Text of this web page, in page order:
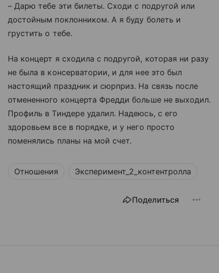
– Дарю тебе эти билеты. Сходи с подругой или
достойным поклонником. А я буду болеть и
грустить о тебе.
На концерт я сходила с подругой, которая ни разу
не была в консерватории, и для нее это был
настоящий праздник и сюрприз. На связь после
отмененного концерта Фредди больше не выходил.
Профиль в Тиндере удалил. Надеюсь, с его
здоровьем все в порядке, и у него просто
поменялись планы на мой счет.
Отношения Эксперимент_2_контентролла
Поделиться